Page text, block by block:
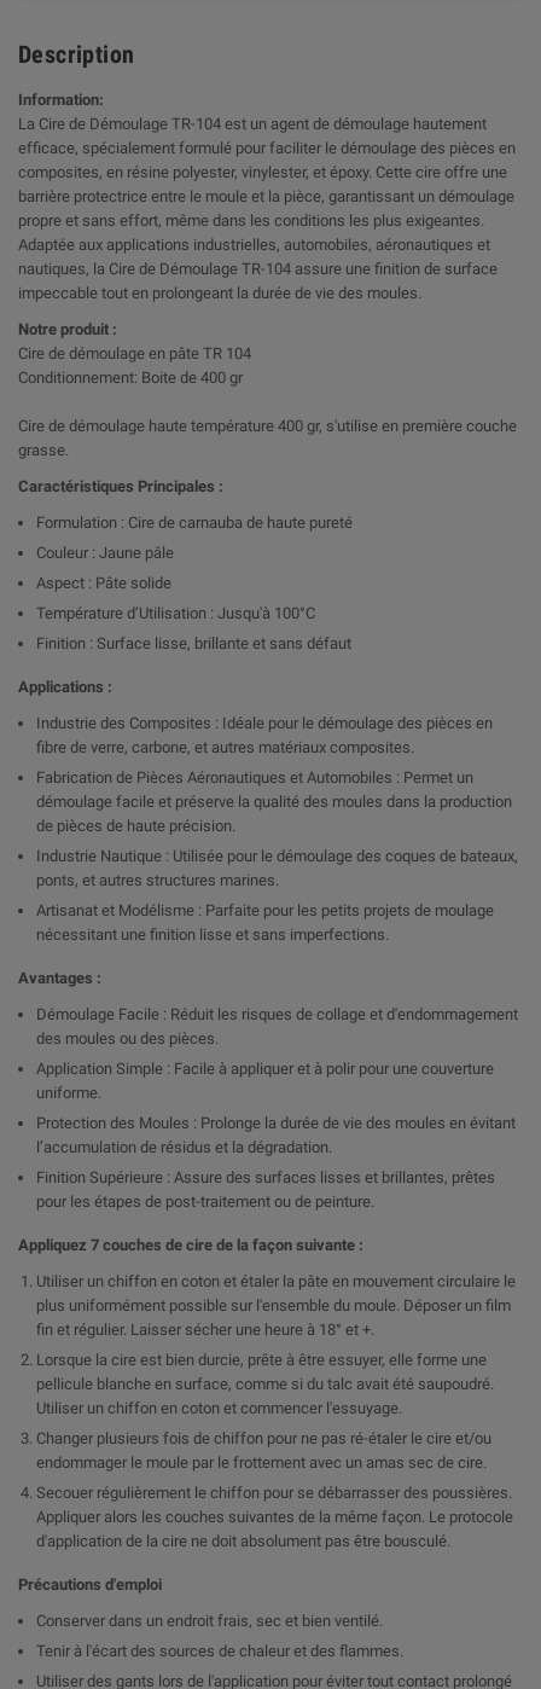
Description
Information:
La Cire de Démoulage TR-104 est un agent de démoulage hautement
efficace, spécialement formulé pour faciliter le démoulage des pièces en
composites, en résine polyester, vinylester, et époxy. Cette cire offre une
barrière protectrice entre le moule et la pièce, garantissant un démoulage
propre et sans effort, même dans les conditions les plus exigeantes.
Adaptée aux applications industrielles, automobiles, aéronautiques et
nautiques, la Cire de Démoulage TR-104 assure une finition de surface
impeccable tout en prolongeant la durée de vie des moules.
Notre produit :
Cire de démoulage en pâte TR 104
Conditionnement: Boite de 400 gr
Cire de démoulage haute température 400 gr, s'utilise en première couche
grasse.
Caractéristiques Principales :
Formulation : Cire de carnauba de haute pureté
Couleur : Jaune pâle
Aspect : Pâte solide
Température d’Utilisation : Jusqu'à 100°C
Finition : Surface lisse, brillante et sans défaut
Applications :
Industrie des Composites : Idéale pour le démoulage des pièces en
fibre de verre, carbone, et autres matériaux composites.
Fabrication de Pièces Aéronautiques et Automobiles : Permet un
démoulage facile et préserve la qualité des moules dans la production
de pièces de haute précision.
Industrie Nautique : Utilisée pour le démoulage des coques de bateaux,
ponts, et autres structures marines.
Artisanat et Modélisme : Parfaite pour les petits projets de moulage
nécessitant une finition lisse et sans imperfections.
Avantages :
Démoulage Facile : Réduit les risques de collage et d'endommagement
des moules ou des pièces.
Application Simple : Facile à appliquer et à polir pour une couverture
uniforme.
Protection des Moules : Prolonge la durée de vie des moules en évitant
l’accumulation de résidus et la dégradation.
Finition Supérieure : Assure des surfaces lisses et brillantes, prêtes
pour les étapes de post-traitement ou de peinture.
Appliquez 7 couches de cire de la façon suivante :
Utiliser un chiffon en coton et étaler la pâte en mouvement circulaire le
plus uniformément possible sur l'ensemble du moule. Déposer un film
fin et régulier. Laisser sécher une heure à 18° et +.
Lorsque la cire est bien durcie, prête à être essuyer, elle forme une
pellicule blanche en surface, comme si du talc avait été saupoudré.
Utiliser un chiffon en coton et commencer l'essuyage.
Changer plusieurs fois de chiffon pour ne pas ré-étaler le cire et/ou
endommager le moule par le frottement avec un amas sec de cire.
Secouer régulièrement le chiffon pour se débarrasser des poussières.
Appliquer alors les couches suivantes de la même façon. Le protocole
d'application de la cire ne doit absolument pas être bousculé.
Précautions d'emploi
Conserver dans un endroit frais, sec et bien ventilé.
Tenir à l'écart des sources de chaleur et des flammes.
Utiliser des gants lors de l'application pour éviter tout contact prolongé